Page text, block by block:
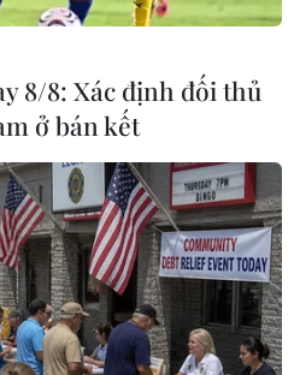
Xúc động hình ảnh
chống 2019-nCov
các đội y tế từ khắp các
vào tâm dịch Vũ Hán đã gây
8/8: Xác định đối thủ
ở bán kết